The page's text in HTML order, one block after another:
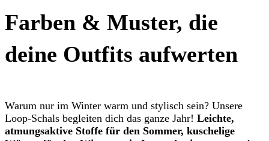
Farben & Muster, die
deine Outfits aufwerten
Warum nur im Winter warm und stylisch sein? Unsere
Loop-Schals begleiten dich das ganze Jahr! Leichte,
atmungsaktive Stoffe für den Sommer, kuschelige